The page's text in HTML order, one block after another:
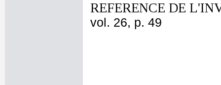
REFERENCE DE
vol. 26, p. 49